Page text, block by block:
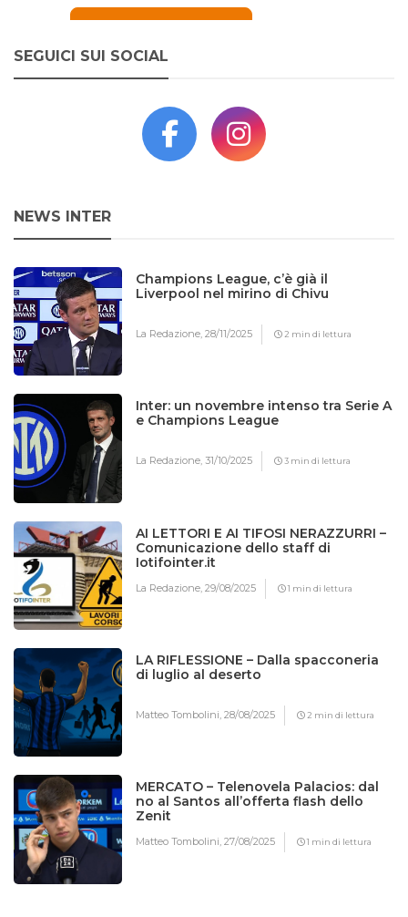
SEGUICI SUI SOCIAL
NEWS INTER
Champions League, c’è già il
Liverpool nel mirino di Chivu
La Redazione,28/11/2025 2 min di lettura
Inter: un novembre intenso tra Serie A
e Champions League
La Redazione,31/10/2025 3 min di lettura
AI LETTORI E AI TIFOSI NERAZZURRI –
Comunicazione dello staff di
Iotifointer.it
La Redazione,29/08/2025 1 min di lettura
LA RIFLESSIONE – Dalla spacconeria
di luglio al deserto
Matteo Tombolini,28/08/2025 2 min di lettura
MERCATO – Telenovela Palacios: dal
no al Santos all’offerta flash dello
Zenit
Matteo Tombolini,27/08/2025 1 min di lettura